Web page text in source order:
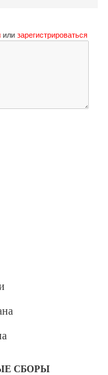
или зарегистрироваться
СБОРЫ